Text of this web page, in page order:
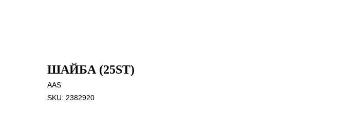
ШАЙБА (25ST)
AAS
SKU: 2382920